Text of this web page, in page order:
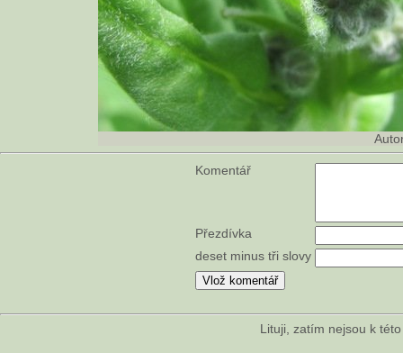
Komentář
Přezdívka
deset minus tři slovy
Lituji, zatím nejsou k